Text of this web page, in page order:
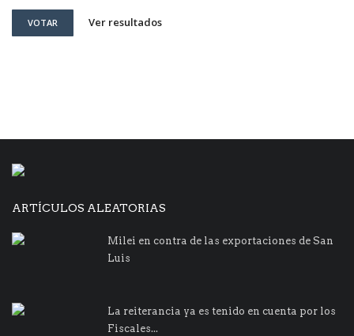
VOTAR Ver resultados
ARTÍCULOS ALEATORIAS
Milei en contra de las exportaciones de San
Luis
La reiterancia ya es tenido en cuenta por los
Fiscales...